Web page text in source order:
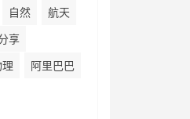
自然
航天
享
阿里巴巴